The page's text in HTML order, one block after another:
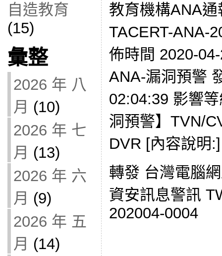
自造教育
(15)
彙整
2026 年 八
月 (10)
2026 年 七
月 (13)
2026 年 六
月 (9)
2026 年 五
月 (14)
教育機構ANA
TACERT-ANA-
佈時間 2020-
ANA-漏洞預警
02:04:39 影響
洞預警】TVN/
DVR [內容說明:]
轉發 台灣電腦
資安訊息警訊
202004-0004